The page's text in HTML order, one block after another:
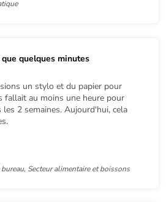
quelques minutes
un stylo et du papier pour
fallait au moins une heure pour
2 semaines. Aujourd'hui, cela
Secteur alimentaire et boissons